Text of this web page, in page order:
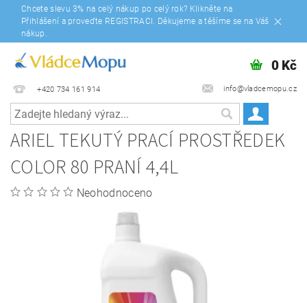
Chcete slevu 3% na celý nákup po celý rok? Klikněte na
Přihlášení a proveďte REGISTRACI. Děkujeme a těšíme se na Váš
nákup.
+420 734 161 914 info@vladcemopu.cz
0 Kč
ARIEL TEKUTÝ PRACÍ PROSTŘEDEK
COLOR 80 PRANÍ 4,4L
Neohodnoceno